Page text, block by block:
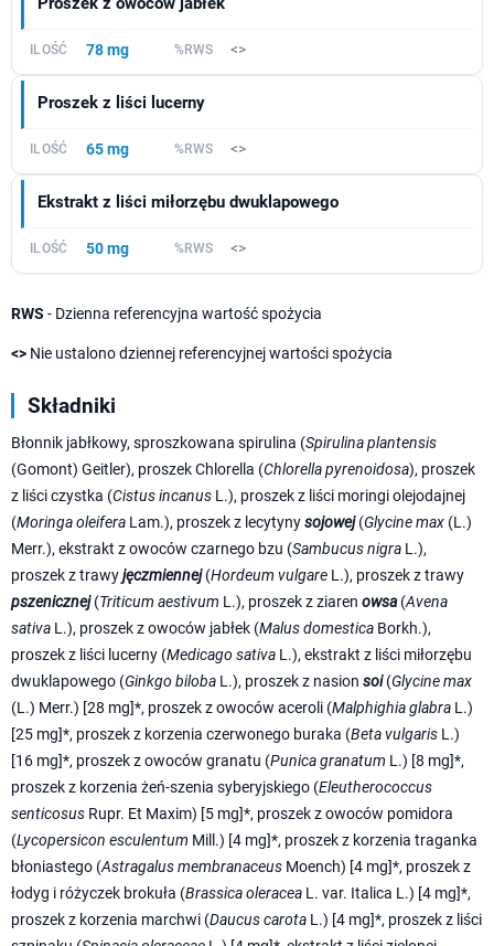
78 mg <>
Proszek z liści lucerny
65 mg <>
Ekstrakt z liści miłorzębu dwuklapowego
50 mg <>
RWS - Dzienna referencyjna wartość spożycia
<> Nie ustalono dziennej referencyjnej wartości spożycia
Składniki
Błonnik jabłkowy, sproszkowana spirulina (Spirulina plantensis
(Gomont) Geitler), proszek Chlorella (Chlorella pyrenoidosa), proszek
z liści czystka (Cistus incanus L.), proszek z liści moringi olejodajnej
(Moringa oleifera Lam.), proszek z lecytynysojowej(Glycine max (L.)
Merr.), ekstrakt z owoców czarnego bzu (Sambucus nigra L.),
proszek z trawyjęczmiennej(Hordeum vulgare L.), proszek z trawy
pszenicznej(Triticum aestivum L.), proszek z ziaren owsa (Avena
sativa L.), proszek z owoców jabłek (Malus domestica Borkh.),
proszek z liści lucerny (Medicago sativa L.), ekstrakt z liści miłorzębu
dwuklapowego (Ginkgo biloba L.), proszek z nasion soi(Glycine max
(L.) Merr.) [28 mg]*, proszek z owoców aceroli (Malphighia glabra L.)
[25 mg]*, proszek z korzenia czerwonego buraka (Beta vulgaris L.)
[16 mg]*, proszek z owoców granatu (Punica granatum L.) [8 mg]*,
proszek z korzenia żeń-szenia syberyjskiego (Eleutherococcus
senticosus Rupr. Et Maxim) [5 mg]*, proszek z owoców pomidora
(Lycopersicon esculentum Mill.) [4 mg]*, proszek z korzenia traganka
błoniastego (Astragalus membranaceus Moench) [4 mg]*, proszek z
łodyg i różyczek brokuła (Brassica oleracea L. var. Italica L.) [4 mg]*,
proszek z korzenia marchwi (Daucus carota L.) [4 mg]*, proszek z liści